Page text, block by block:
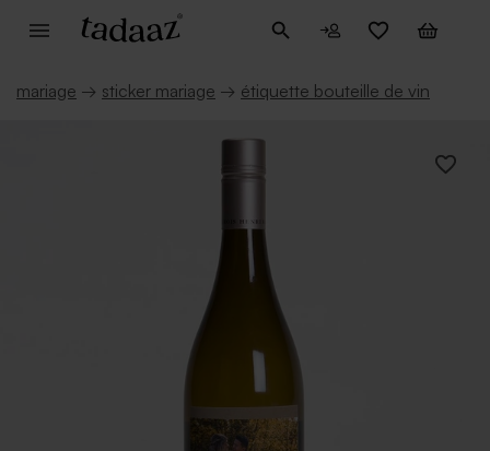
mariage → sticker mariage → étiquette bouteille de vin